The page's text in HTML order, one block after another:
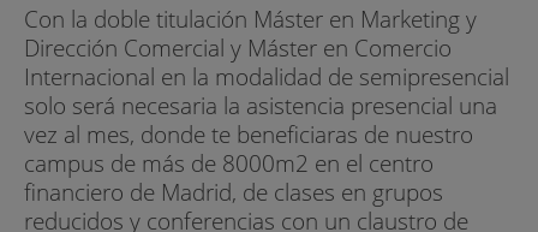
Con la doble titulación Máster en Marketing y
Dirección Comercial y Máster en Comercio
Internacional en la modalidad de semipresencial
solo será necesaria la asistencia presencial una
vez al mes, donde te beneficiaras de nuestro
campus de más de 8000m2 en el centro
financiero de Madrid, de clases en grupos
reducidos y conferencias con un claustro de